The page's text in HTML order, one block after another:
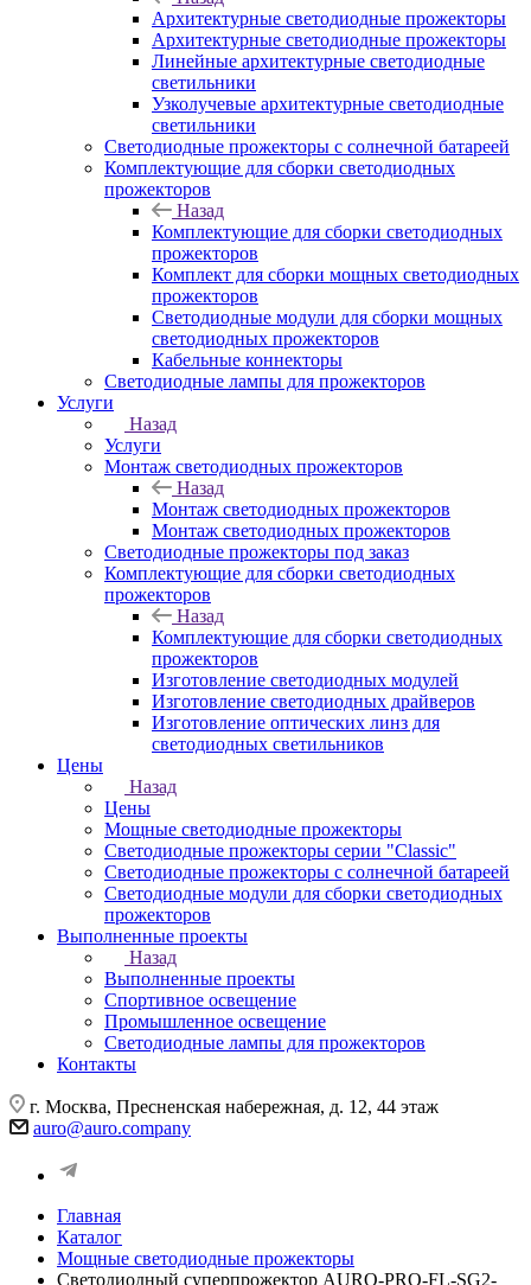
Архитектурные светодиодные прожекторы
Архитектурные светодиодные прожекторы
Линейные архитектурные светодиодные
светильники
Узколучевые архитектурные светодиодные
светильники
Светодиодные прожекторы с солнечной батареей
Комплектующие для сборки светодиодных
прожекторов
Назад
Комплектующие для сборки светодиодных
прожекторов
Комплект для сборки мощных светодиодных
прожекторов
Светодиодные модули для сборки мощных
светодиодных прожекторов
Кабельные коннекторы
Светодиодные лампы для прожекторов
Услуги
Назад
Услуги
Монтаж светодиодных прожекторов
Назад
Монтаж светодиодных прожекторов
Монтаж светодиодных прожекторов
Светодиодные прожекторы под заказ
Комплектующие для сборки светодиодных
прожекторов
Назад
Комплектующие для сборки светодиодных
прожекторов
Изготовление светодиодных модулей
Изготовление светодиодных драйверов
Изготовление оптических линз для
светодиодных светильников
Цены
Назад
Цены
Мощные светодиодные прожекторы
Светодиодные прожекторы серии "Classic"
Светодиодные прожекторы с солнечной батареей
Светодиодные модули для сборки светодиодных
прожекторов
Выполненные проекты
Назад
Выполненные проекты
Спортивное освещение
Промышленное освещение
Светодиодные лампы для прожекторов
Контакты
г. Москва, Пресненская набережная, д. 12, 44 этаж
auro@auro.company
Главная
Каталог
Мощные светодиодные прожекторы
Светодиодный суперпрожектор AURO-PRO-FL-SG2-